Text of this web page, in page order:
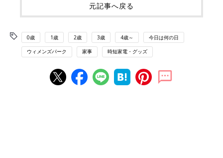
元記事へ戻る
0歳 1歳 2歳 3歳 4歳～ 今日は何の日
ウィメンズパーク 家事 時短家電・グッズ